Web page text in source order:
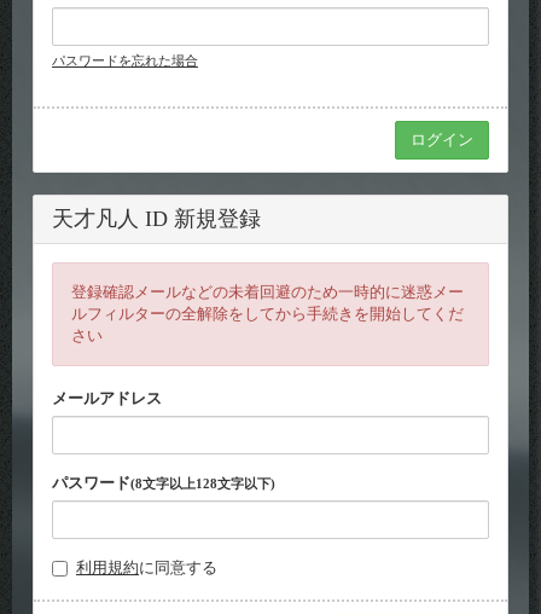
パスワードを忘れた場合
天才凡人 ID 新規登録
登録確認メールなどの未着回避のため一時的に迷惑メー
ルフィルターの全解除をしてから手続きを開始してくだ
さい
メールアドレス
パスワード(8文字以上128文字以下)
利用規約に同意する